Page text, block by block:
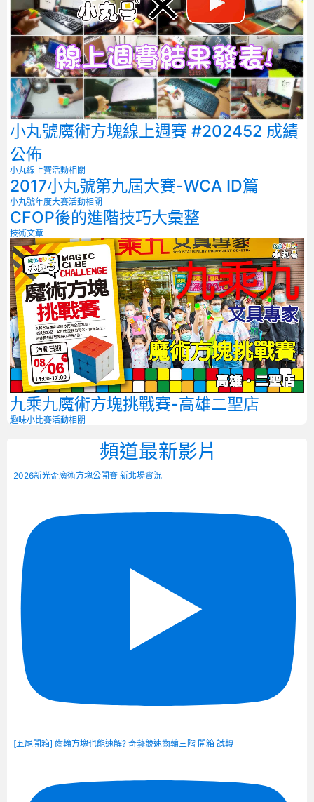
小丸號魔術方塊線上週賽 #202452 成績
公佈
小丸線上賽活動相關
2017小丸號第九屆大賽-WCA ID篇
小丸號年度大賽活動相關
CFOP後的進階技巧大彙整
技術文章
九乘九魔術方塊挑戰賽-高雄二聖店
趣味小比賽活動相關
頻道最新影片
2026新光盃魔術方塊公開賽 新北場實況
[五尾開箱] 齒輪方塊也能速解? 奇藝競速齒輪三階 開箱 試轉